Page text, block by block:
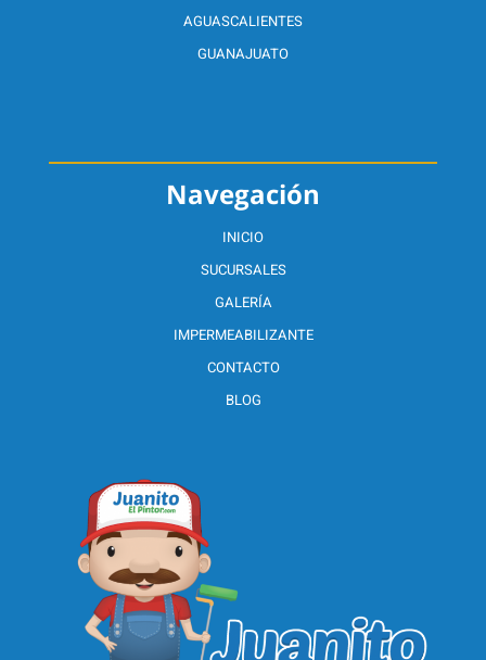
Navegación
INICIO
SUCURSALES
GALERÍA
IMPERMEABILIZANTE
CONTACTO
BLOG
AGUASCALIENTES
GUANAJUATO